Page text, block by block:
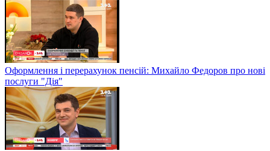
Оформлення і перерахунок пенсій: Михайло Федоров про нові
послуги "Дія"